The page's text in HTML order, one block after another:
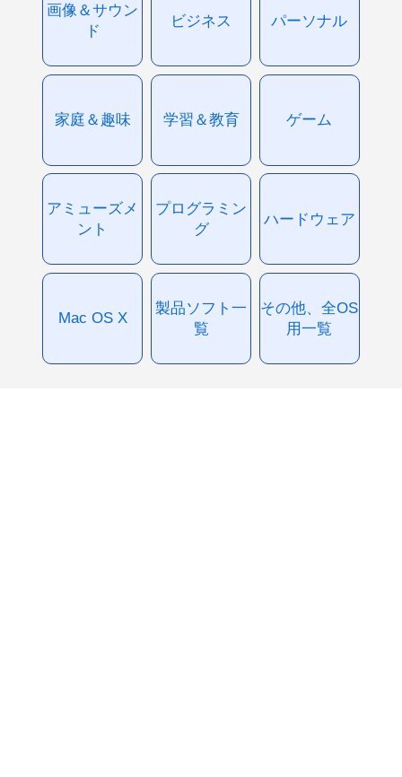
画像＆サウン
ド
ビジネス パーソナル
家庭＆趣味 学習＆教育 ゲーム
アミューズメ
ント
プログラミン
グ
ハードウェア
Mac OS X
製品ソフト一
覧
その他、全OS
用一覧